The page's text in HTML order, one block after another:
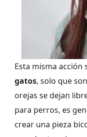
Esta misma acción
gatos, solo que
orejas se dejan
para perros, es
crear una pieza